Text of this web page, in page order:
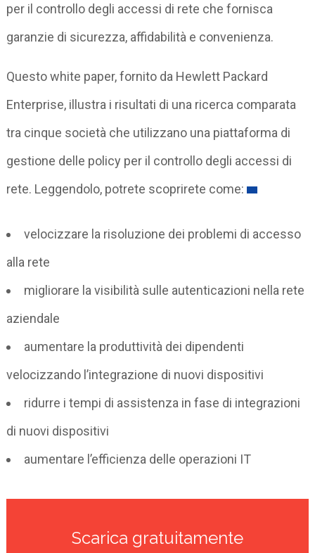
per il controllo degli accessi di rete che fornisca
garanzie di sicurezza, affidabilità e convenienza.
Questo white paper, fornito da Hewlett Packard
Enterprise, illustra i risultati di una ricerca comparata
tra cinque società che utilizzano una piattaforma di
gestione delle policy per il controllo degli accessi di
rete. Leggendolo, potrete scoprirete come:
velocizzare la risoluzione dei problemi di accesso
alla rete
migliorare la visibilità sulle autenticazioni nella rete
aziendale
aumentare la produttività dei dipendenti
velocizzando l’integrazione di nuovi dispositivi
ridurre i tempi di assistenza in fase di integrazioni
di nuovi dispositivi
aumentare l’efficienza delle operazioni IT
Scarica gratuitamente